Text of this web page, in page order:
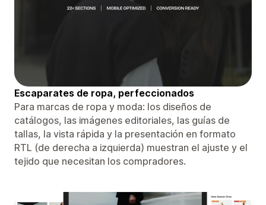
Escaparates de ropa, perfeccionados
Para marcas de ropa y moda: los diseños de
catálogos, las imágenes editoriales, las guías de
tallas, la vista rápida y la presentación en formato
RTL (de derecha a izquierda) muestran el ajuste y el
tejido que necesitan los compradores.